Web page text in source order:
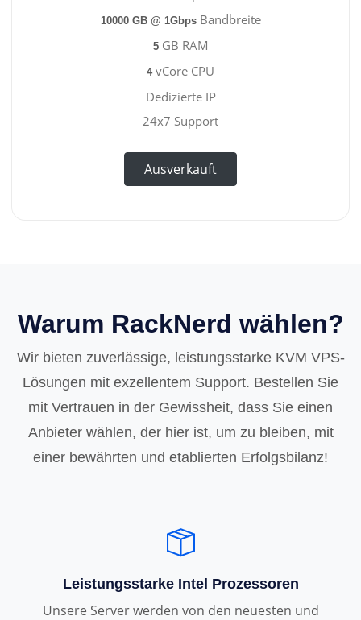
10000 GB @ 1GbpsBandbreite
5GB RAM
4vCore CPU
Dedizierte IP
24x7 Support
Ausverkauft
Warum RackNerd wählen?
Wir bieten zuverlässige, leistungsstarke KVM VPS-
Lösungen mit exzellentem Support. Bestellen Sie
mit Vertrauen in der Gewissheit, dass Sie einen
Anbieter wählen, der hier ist, um zu bleiben, mit
einer bewährten und etablierten Erfolgsbilanz!
Leistungsstarke Intel Prozessoren
Unsere Server werden von den neuesten und